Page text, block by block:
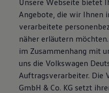
Lifestyle
Transport
Familie
Volkswagen
Pannen- und
Volkswagen
Unsere Webseite bietet
Angebote, die wir Ihnen
verarbeitete
näher erläutern
im Zusammenhang mit
uns die Volkswagen
Auftragsverarbeiter. Die
GmbH & Co. KG setzt